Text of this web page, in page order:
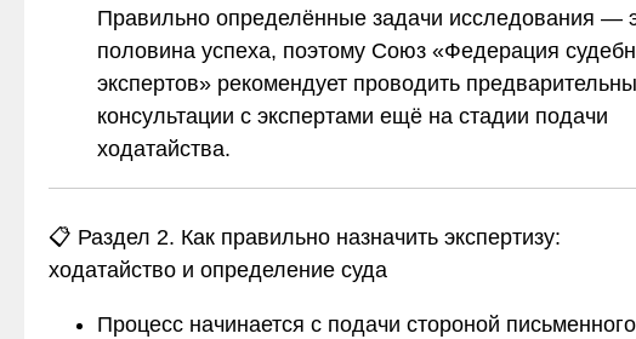
Правильно определённые задачи исследования —
половина успеха, поэтому Союз «Федерация
экспертов» рекомендует проводить
консультации с экспертами ещё на стадии подачи
ходатайства.
📋 Раздел 2. Как правильно назначить экспертизу:
ходатайство и определение суда
Процесс начинается с подачи стороной письменного